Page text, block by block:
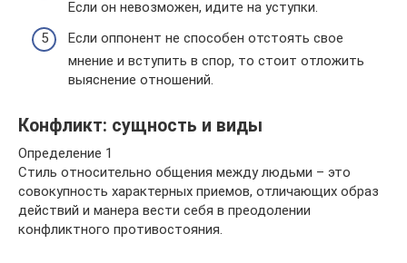
Если он невозможен, идите на уступки.
Если оппонент не способен отстоять свое
мнение и вступить в спор, то стоит отложить
выяснение отношений.
Конфликт: сущность и виды
Определение 1
Стиль относительно общения между людьми – это
совокупность характерных приемов, отличающих образ
действий и манера вести себя в преодолении
конфликтного противостояния.